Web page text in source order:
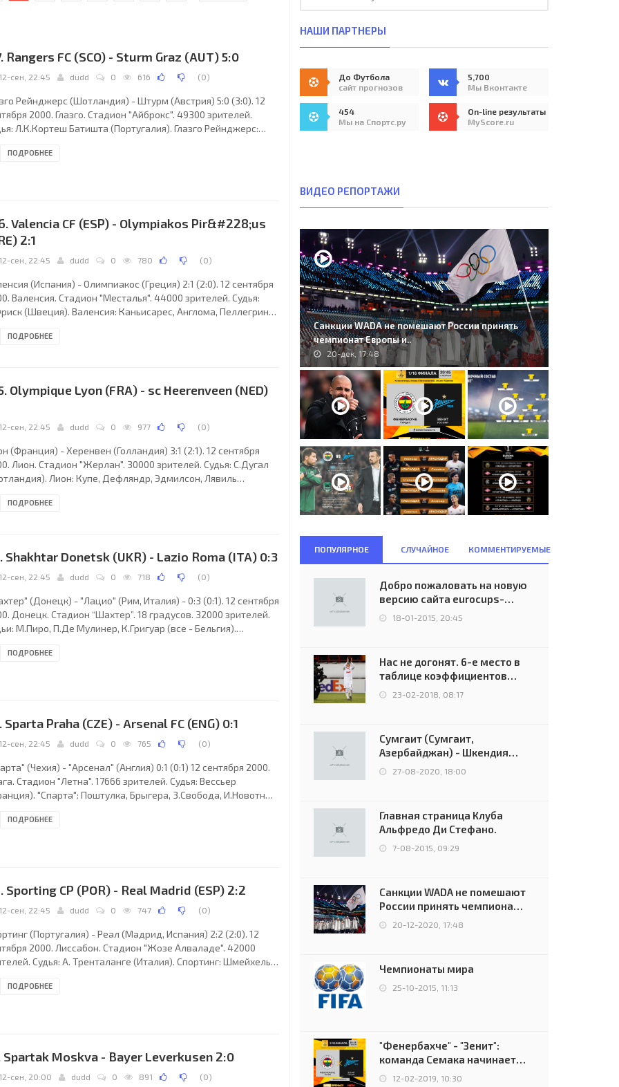
Rangers FC (SCO) - Sturm Graz (AUT) 5:0
12-сен, 22:45 dudd 0 616 (0)
Рейнджерс (Шотландия) - Штурм (Австрия) 5:0 (3:0). 12
2000. Глазго. Стадион "Айброкс". 49300 зрителей.
Л.К.Кортеш Батишта (Португалия). Глазго Рейнджерс:
Фергюсон, Ван Бронкхорст, Альбертц, Молс (Доддз, 59),
ПОДРОБНЕЕ
Valencia CF (ESP) - Olympiakos Pir&#228;us
2:1
12-сен, 22:45 dudd 0 780 (0)
(Испания) - Олимпиакос (Греция) 2:1 (2:0). 12 сентября
Валенсия. Стадион "Месталья". 44000 зрителей. Судья:
(Швеция). Валенсия: Каньисарес, Англома, Пеллегрино,
(Х.Санчес, 66), Д.Алонсо (Карев, 86). Олимпиакос:
Бараха (36), Д.Алонсо
ПОДРОБНЕЕ
Olympique Lyon (FRA) - sc Heerenveen (NED)
12-сен, 22:45 dudd 0 977 (0)
(Франция) - Херенвен (Голландия) 3:1 (2:1). 12 сентября
Лион. Стадион "Жерлан". 30000 зрителей. Судья: С.Дугал
Лион: Купе, Дефляндр, Эдмилсон, Лявиль
Андерсон (Мальбранк, 76). Херенвен: Вонк, Венема, Ван
(58) - Талан (35).
ПОДРОБНЕЕ
Shakhtar Donetsk (UKR) - Lazio Roma (ITA) 0:3
12-сен, 22:45 dudd 0 718 (0)
(Донецк) - "Лацио" (Рим, Италия) - 0:3 (0:1). 12 сентября
Донецк. Стадион “Шахтер”. 18 градусов. 32000 зрителей.
М.Пиро, П.Де Мулинер, К.Григуар (все - Бельгия).
9. Зубов, 10. Ателькин, 11. Воробей, 13. Шмарко, 14.
ПОДРОБНЕЕ
Sparta Praha (CZE) - Arsenal FC (ENG) 0:1
12-сен, 22:45 dudd 0 765 (0)
(Чехия) - "Арсенал" (Англия) 0:1 (0:1) 12 сентября 2000.
Стадион "Летна". 17666 зрителей. Судья: Вессьер
"Спарта": Поштулка, Брыгера, 3.Свобода, И.Новотны,
79), Росицки, Мынар (Флахбарт, 86). "Арсенал":
ПОДРОБНЕЕ
Sporting CP (POR) - Real Madrid (ESP) 2:2
12-сен, 22:45 dudd 0 747 (0)
(Португалия) - Реал (Мадрид, Испания) 2:2 (2:0). 12
2000. Лиссабон. Стадион "Жозе Алваладе". 42000
Судья: А. Тренталанге (Италия). Спортинг: Шмейхель,
80), Ж.Пинту (Тоньито, 85), П.Хорват, Бину, Акоста.
ПОДРОБНЕЕ
Spartak Moskva - Bayer Leverkusen 2:0
12-сен, 20:00 dudd 0 891 (0)
НАШИ ПАРТНЕРЫ
До Футбола
сайт прогнозов
5,700
Мы Вконтакте
454
Мы на Спортс.ру
On-line результаты
MyScore.ru
ВИДЕО РЕПОРТАЖИ
Санкции WADA не помешают России принять
чемпионат Европы и..
20-дек, 17:48
ПОПУЛЯРНОЕ СЛУЧАЙНОЕ КОММЕНТИРУЕМЫЕ
Добро пожаловать на новую
версию сайта eurocups-
uefa.ru
18-01-2015, 20:45
Нас не догонят. 6-е место в
таблице коэффициентов
УЕФА остаётся за Россией
23-02-2018, 08:17
Сумгаит (Сумгаит,
Азербайджан) - Шкендия
(Тетово, Северная
Македония) - 0:2 (0:0)
27-08-2020, 18:00
Главная страница Клуба
Альфредо Ди Стефано.
7-08-2015, 09:29
Санкции WADA не помешают
России принять чемпионат
Европы и финал Лиги
чемпионов.
20-12-2020, 17:48
Чемпионаты мира
25-10-2015, 11:13
"Фенербахче" - "Зенит":
команда Семака начинает
путь в плей-офф Лиги
12-02-2019, 10:30